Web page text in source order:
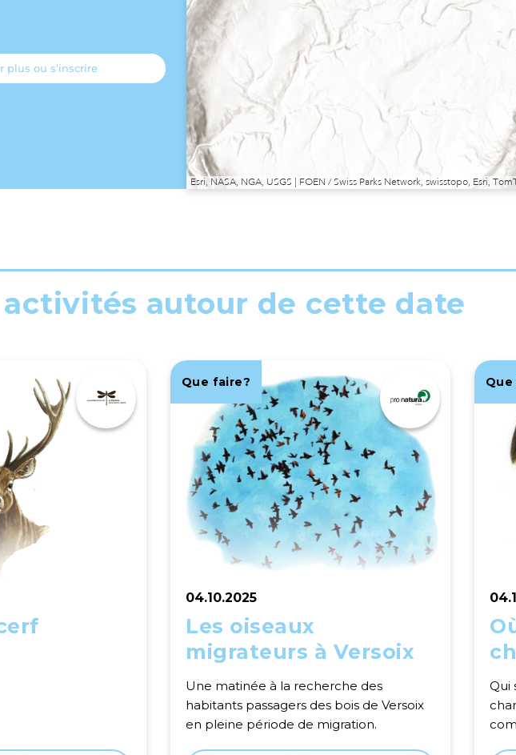
plus ou s’inscrire
Esri, NASA, NGA, USGS | FOEN / Swiss Parks Network, swisstopo, Esri,
activités autour de cette date
Que faire?
04.10.2025
Les oiseaux
migrateurs à Versoix
Une matinée à la recherche des
habitants passagers des bois de Versoix
en pleine période de migration.
Qui